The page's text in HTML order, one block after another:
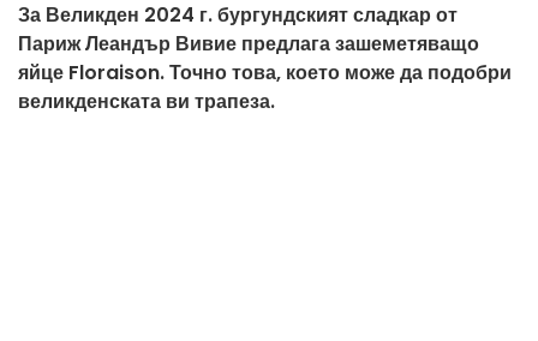
За Великден 2024 г. бургундският сладкар от
Париж Леандър Вивие предлага зашеметяващо
яйце Floraison. Точно това, което може да подобри
великденската ви трапеза.